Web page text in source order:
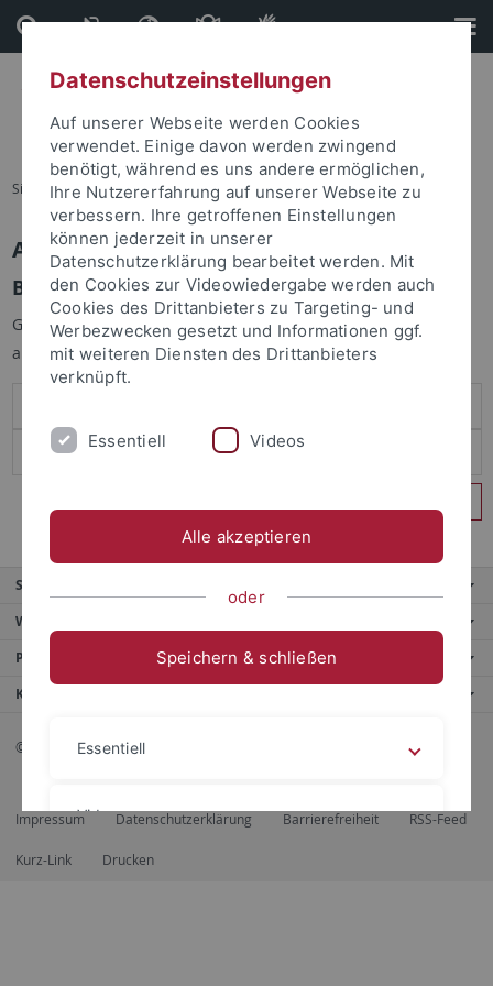
Direkt
zum
Inhalt
Direkt
zur
Fußleiste
Sie sind hier: Startseite
Anmelden
Benutzeranmeldung
Geben Sie Ihren Benutzernamen und Ihr Passwort an um sich
anzumelden:
Service
Weitere Angebote
Portale
Kontaktinfo
© 2026 Eberhard Karls Universität Tübingen, Tübingen
Impressum Datenschutzerklärung Barrierefreiheit RSS-Feed
Kurz-Link Drucken
Datenschutzeinstellungen
Auf unserer Webseite werden Cookies
verwendet. Einige davon werden zwingend
benötigt, während es uns andere ermöglichen,
Ihre Nutzererfahrung auf unserer Webseite zu
verbessern. Ihre getroffenen Einstellungen
können jederzeit in unserer
Datenschutzerklärung bearbeitet werden. Mit
den Cookies zur Videowiedergabe werden auch
Cookies des Drittanbieters zu Targeting- und
Werbezwecken gesetzt und Informationen ggf.
mit weiteren Diensten des Drittanbieters
verknüpft.
Essentiell Videos
Alle akzeptieren
oder
Speichern & schließen
Essentiell
Videos